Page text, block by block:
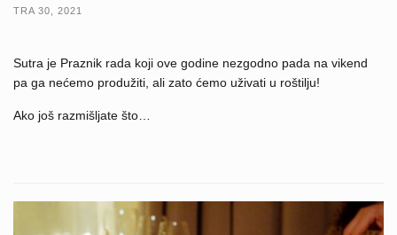
TRA 30, 2021
Sutra je Praznik rada koji ove godine nezgodno pada na vikend
pa ga nećemo produžiti, ali zato ćemo uživati u roštilju!
Ako još razmišljate što…